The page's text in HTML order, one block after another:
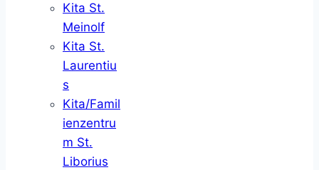
Kita St.
Meinolf
Kita St.
Laurentiu
s
Kita/Famil
ienzentru
m St.
Liborius